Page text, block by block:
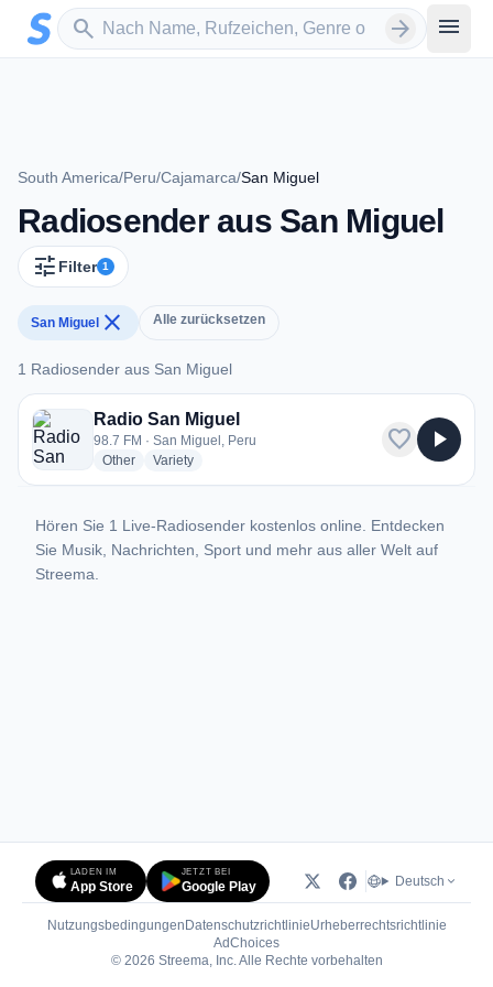
Zum Hauptinhalt springen
search
Sender suchen arrow_forward menu
South America/Peru/Cajamarca/San Miguel
Radiosender aus San Miguel
tune Filter 1
San Miguel close Alle zurücksetzen
1 Radiosender aus San Miguel
1 Radiosender aus San Miguel
Radio San Miguel
98.7 FM · San Miguel, Peru
Otherradio stations
Varietyradio stations
favorite play_arrow
Hören Sie 1 Live-Radiosender kostenlos online. Entdecken
Sie Musik, Nachrichten, Sport und mehr aus aller Welt auf
Streema.
LADEN IM
App Store
JETZT BEI
Google Play Deutsch
Nutzungsbedingungen DatenschutzrichtlinieUrheberrechtsrichtlinie
AdChoices(öffnet in neuem Tab)
© 2026 Streema, Inc. Alle Rechte vorbehalten